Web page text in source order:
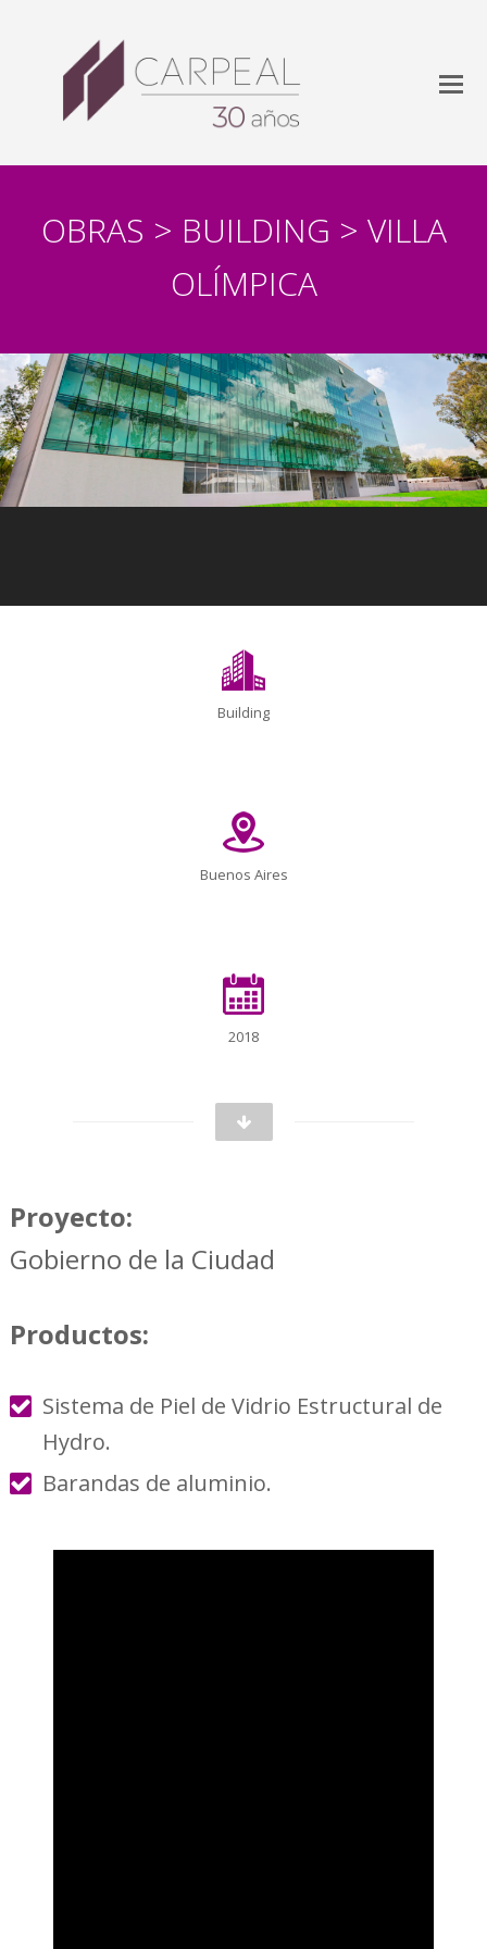
OBRAS > BUILDING > VILLA
OLÍMPICA
Building
Buenos Aires
2018
Proyecto:
Gobierno de la Ciudad
Productos:
Sistema de Piel de Vidrio Estructural de
Hydro.
Barandas de aluminio.